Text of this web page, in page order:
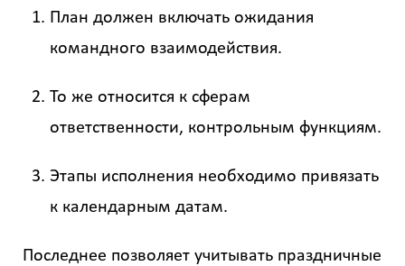
План должен включать ожидания
командного взаимодействия.
То же относится к сферам
ответственности, контрольным функциям.
Этапы исполнения необходимо привязать
к календарным датам.
Последнее позволяет учитывать праздничные